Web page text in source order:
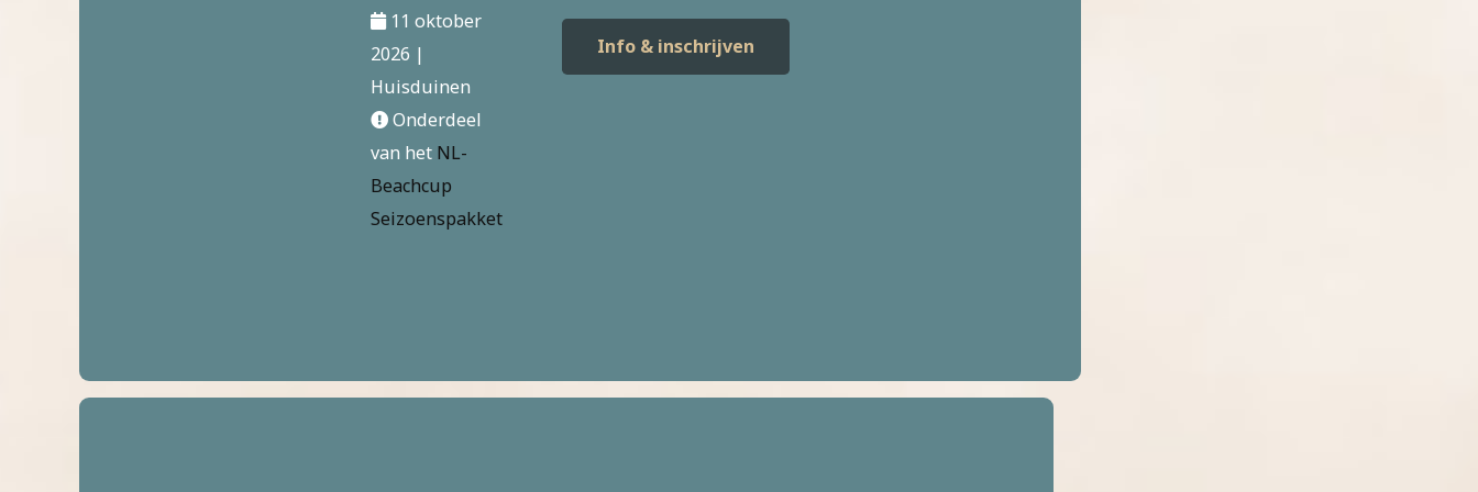
11 oktober
2026 |
Huisduinen
Onderdeel
van het NL-
Beachcup
Seizoenspakket
Info & inschrijven